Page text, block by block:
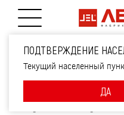
Открытие меню
ПОДТВЕРЖДЕНИЕ
Текущий населенный
ДА
Ботинки
артикул
серо-